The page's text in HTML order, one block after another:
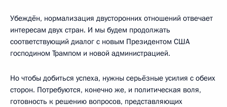
Убеждён, нормализация двусторонних отношений отвечает
интересам двух стран. И мы будем продолжать
соответствующий диалог с новым Президентом США
господином Трампом и новой администрацией.
Но чтобы добиться успеха, нужны серьёзные усилия с обеих
сторон. Потребуются, конечно же, и политическая воля,
готовность к решению вопросов, представляющих